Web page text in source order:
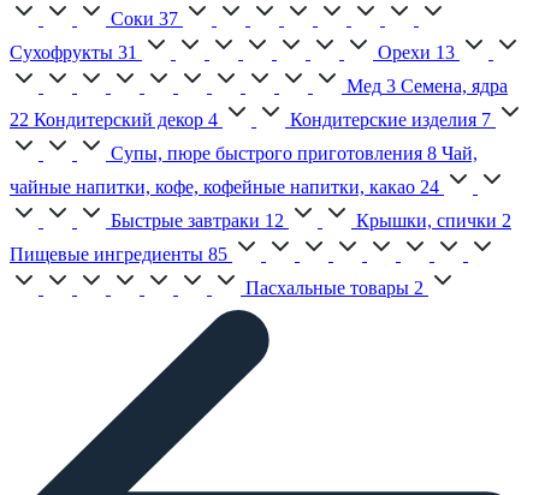
Соки 37
Сухофрукты 31 Орехи 13
Мед 3 Семена, ядра
22 Кондитерский декор 4 Кондитерские изделия 7
Супы, пюре быстрого приготовления 8 Чай,
чайные напитки, кофе, кофейные напитки, какао 24
Быстрые завтраки 12 Крышки, спички 2
Пищевые ингредиенты 85
Пасхальные товары 2